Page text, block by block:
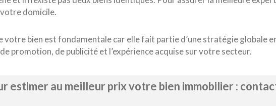
domicile.
votre bien est fondamentale car elle fait partie d’une stratégie globale
promotion, de publicité et l’expérience acquise sur votre secteur.
estimer au meilleur prix votre bien immobilier :